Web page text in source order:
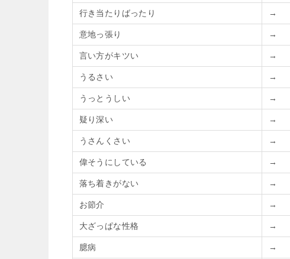
行き当たりばったり →
意地っ張り →
言い方がキツい →
うるさい →
うっとうしい →
疑り深い →
うさんくさい →
偉そうにしている →
落ち着きがない →
お節介 →
大ざっぱな性格 →
臆病 →